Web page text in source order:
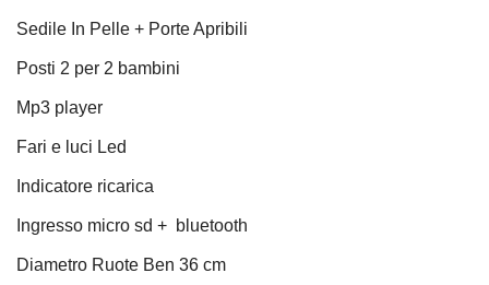
Sedile In Pelle + Porte Apribili
Posti 2 per 2 bambini
Mp3 player
Fari e luci Led
Indicatore ricarica
Ingresso micro sd + bluetooth
Diametro Ruote Ben 36 cm